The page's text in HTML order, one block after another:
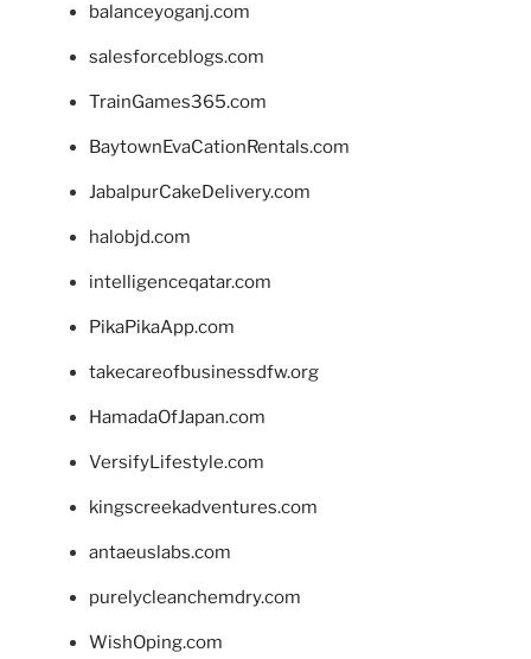
balanceyoganj.com
salesforceblogs.com
TrainGames365.com
BaytownEvaCationRentals.com
JabalpurCakeDelivery.com
halobjd.com
intelligenceqatar.com
PikaPikaApp.com
takecareofbusinessdfw.org
HamadaOfJapan.com
VersifyLifestyle.com
kingscreekadventures.com
antaeuslabs.com
purelycleanchemdry.com
WishOping.com